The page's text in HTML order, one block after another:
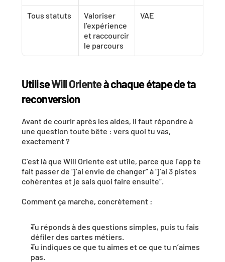
Tous statuts
Valoriser
l’expérience
et raccourcir
le parcours
VAE
Utilise Will Oriente à chaque étape de ta
reconversion
Avant de courir après les aides, il faut répondre à
une question toute bête : vers quoi tu vas,
exactement ?
C’est là que Will Oriente est utile, parce que l’app te
fait passer de “j’ai envie de changer” à “j’ai 3 pistes
cohérentes et je sais quoi faire ensuite”.
Comment ça marche, concrètement :
Tu réponds à des questions simples, puis tu fais
défiler des cartes métiers.
Tu indiques ce que tu aimes et ce que tu n’aimes
pas.